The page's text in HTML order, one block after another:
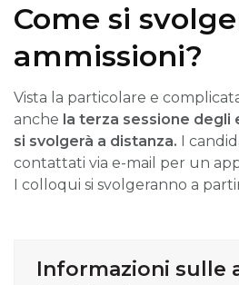
Come si
ammissioni?
Vista la particolare e
anche la terza sessione degli
si svolgerà a distanza. I
contattati via e-mail per un
I colloqui si svolgeranno a
Informazioni sulle